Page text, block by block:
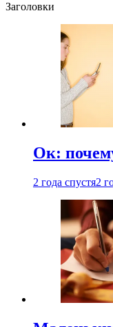
Заголовки
Ок:
2 года спустя2